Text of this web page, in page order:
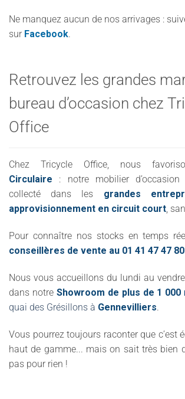
Ne manquez aucun de nos arrivages :
sur Facebook.
Retrouvez les grandes
bureau d’occasion chez
Office
Chez Tricycle Office, nous
Circulaire : notre mobilier
collecté dans les grandes
approvisionnement en circuit court,
Pour connaître nos stocks en temps
conseillères de vente au 01 41 47 47 80
Nous vous accueillons du lundi au
dans notre Showroom de plus de 1 000
quai des Grésillons à Gennevilliers.
Vous pourrez toujours raconter que c’est
haut de gamme... mais on sait très bien
pas pour rien !